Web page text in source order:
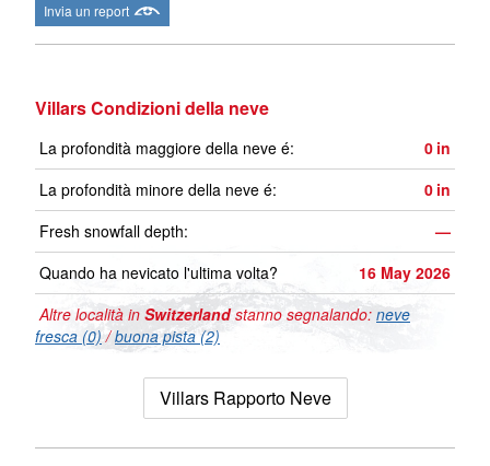
Invia un report
Villars Condizioni della neve
La profondità maggiore della neve é: 0 in
La profondità minore della neve é:
0 in
Fresh snowfall depth:
—
Quando ha nevicato l'ultima volta?
16 May 2026
Altre località in Switzerlandstanno segnalando: neve
fresca (0)/buona pista (2)
Villars Rapporto Neve